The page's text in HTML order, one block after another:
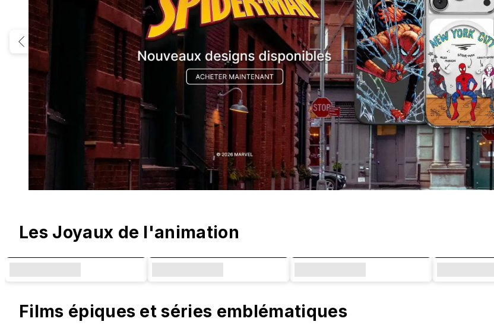
Les Joyaux de l'animation
Films épiques et séries emblématiques